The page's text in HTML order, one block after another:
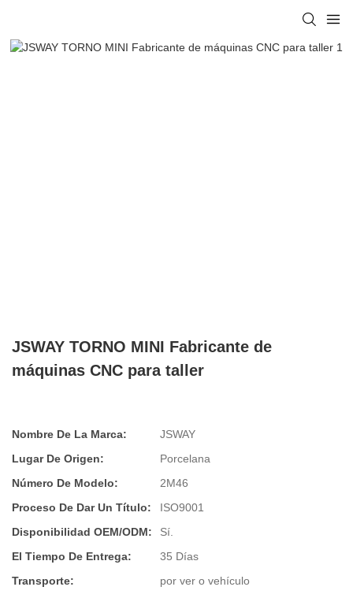
JSWAY TORNO MINI Fabricante de
máquinas CNC para taller
Nombre De La Marca:
JSWAY
Lugar De Origen:
Porcelana
Número De Modelo:
2M46
Proceso De Dar Un Título:
ISO9001
Disponibilidad OEM/ODM:
Sí.
El Tiempo De Entrega:
35 Días
Transporte:
por ver o vehículo